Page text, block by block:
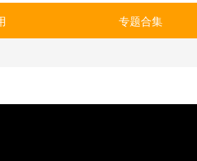
专题合集